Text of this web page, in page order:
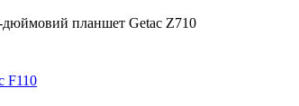
планшет Getac Z710